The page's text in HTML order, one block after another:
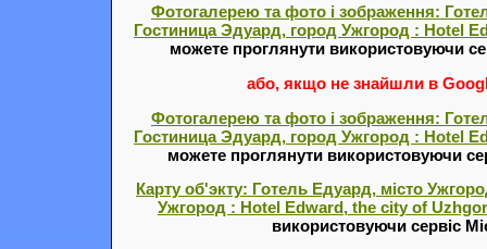
Фотогалерею та фото і зображення:
Гостиница Эдуард, город Ужгород : Hotel
можете проглянути використовуючи
або, якщо не знайшли в
Фотогалерею та фото і зображення:
Гостиница Эдуард, город Ужгород : Hotel
можете проглянути використовуючи
Карту об'экту: Готель Едуард, місто
Ужгород : Hotel Edward, the city of
використовуючи сервіс